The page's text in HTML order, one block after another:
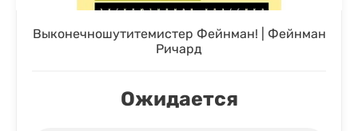
Выконечношутитемистер Фейнман! | Фейнман
Ричард
Ожидается